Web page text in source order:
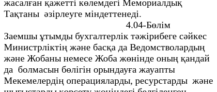
жасалған қажеттi көлемдегi Мемориалдық
Тақтаны әзiрлеуге мiндеттенедi.
4.04-Бөлiм
Заемшы ұтымды бухгалтерлiк тәжiрибеге сәйкес
Министрлiктiң және басқа да Ведомстволардың
және Жобаны немесе Жоба жөнiнде оның қандай
да болмасын бөлiгiн орындауға жауапты
Мекемелердiң операцияларды, ресурстарды және